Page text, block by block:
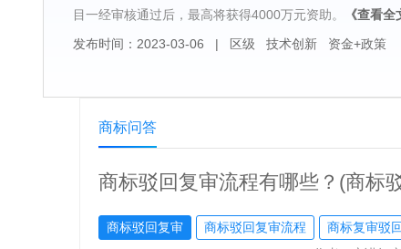
目一经审核通过后，最高将获得4000万元资助。
《查看全
发布时间：2023-03-06
| 区级 技术创新 资金+政策
商标问答
商标驳回复审流程有哪些？(商标
商标驳回复审 商标驳回复审流程
商标复审驳回